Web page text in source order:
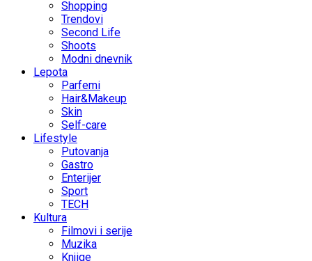
Shopping
Trendovi
Second Life
Shoots
Modni dnevnik
Lepota
Parfemi
Hair&Makeup
Skin
Self-care
Lifestyle
Putovanja
Gastro
Enterijer
Sport
TECH
Kultura
Filmovi i serije
Muzika
Knjige